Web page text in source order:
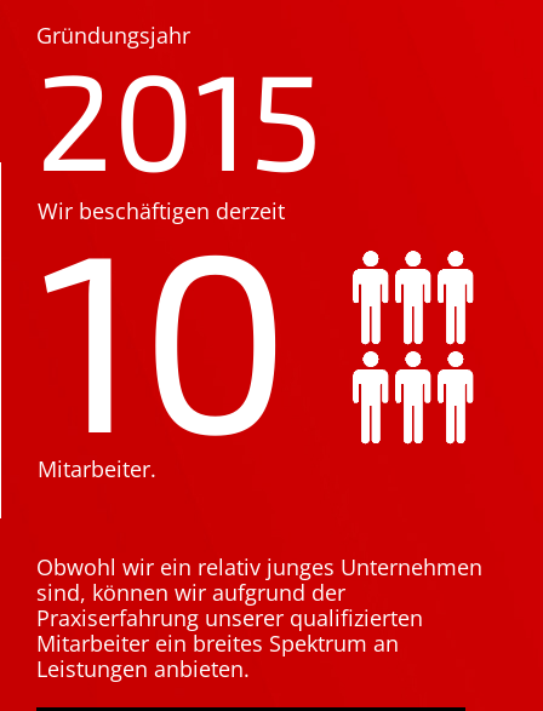
Gründungsjahr
2015
Wir beschäftigen derzeit
10
Mitarbeiter.
Obwohl wir ein relativ junges Unternehmen
sind, können wir aufgrund der
Praxiserfahrung unserer qualifizierten
Mitarbeiter ein breites Spektrum an
Leistungen anbieten.